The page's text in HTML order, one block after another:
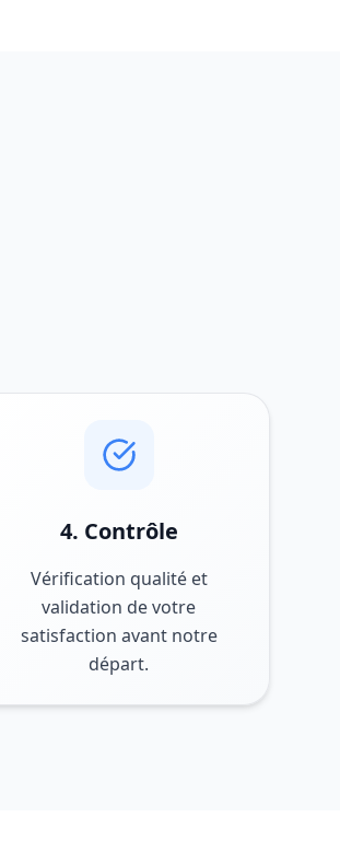
4. Contrôle
Vérification qualité et
validation de votre
satisfaction avant notre
départ.